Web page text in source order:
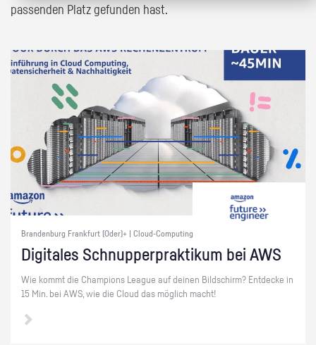
passenden Platz gefunden hast.
Brandenburg Frankfurt (Oder)+ | Cloud-Computing
Di­gi­ta­les Schnup­per­prak­ti­kum bei AWS
Wie kommt die Cham­pi­ons Le­ague auf dei­nen Bild­schirm? Ent­de­cke in
15 Min. bei AWS, wie die Cloud das mög­lich macht!